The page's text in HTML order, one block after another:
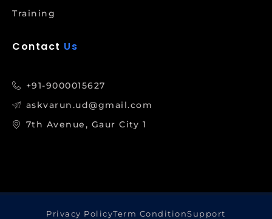
Training
Contact Us
+91-9000015627
askvarun.ud@gmail.com
7th Avenue, Gaur City 1
Privacy PolicyTerm ConditionSupport